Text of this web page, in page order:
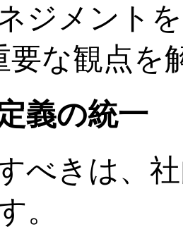
ジメント
要な観点を
義の統一
べきは、
。